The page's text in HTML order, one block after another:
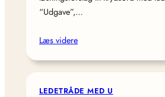
“Udgave”,…
Læs videre
LEDETRÅDE MED U